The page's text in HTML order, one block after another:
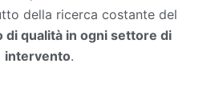
della ricerca costante del
di qualità in ogni settore di
intervento.